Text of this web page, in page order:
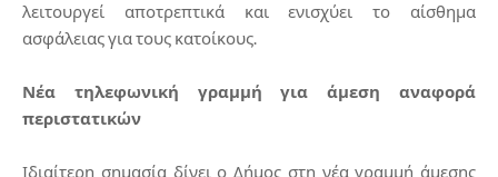
λειτουργεί αποτρεπτικά και ενισχύει το αίσθημα
ασφάλειας για τους κατοίκους.
Νέα τηλεφωνική γραμμή για άμεση αναφορά
περιστατικών
Ιδιαίτερη σημασία δίνει ο Δήμος στη νέα γραμμή άμεσης